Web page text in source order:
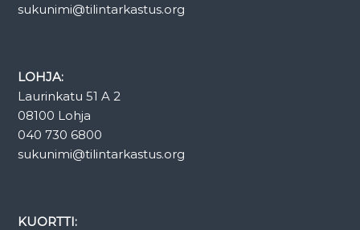
sukunimi@tilintarkastus.org
LOHJA:
Laurinkatu 51 A 2
08100 Lohja
040 730 6800
sukunimi@tilintarkastus.org
KUORTTI: